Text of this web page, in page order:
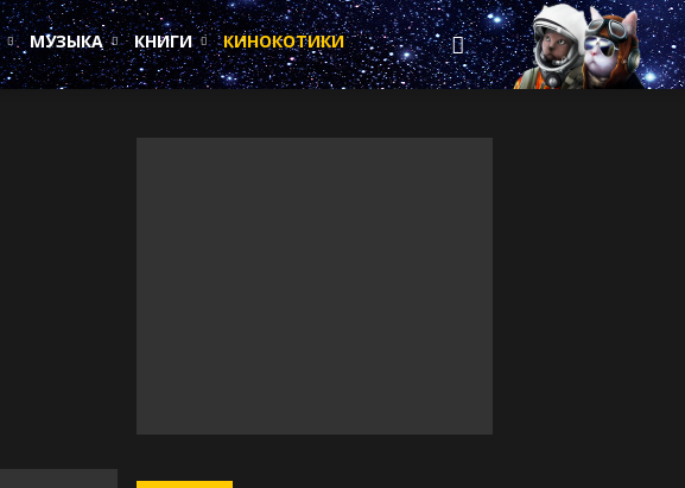
МУЗЫКА КНИГИ КИНОКОТИКИ